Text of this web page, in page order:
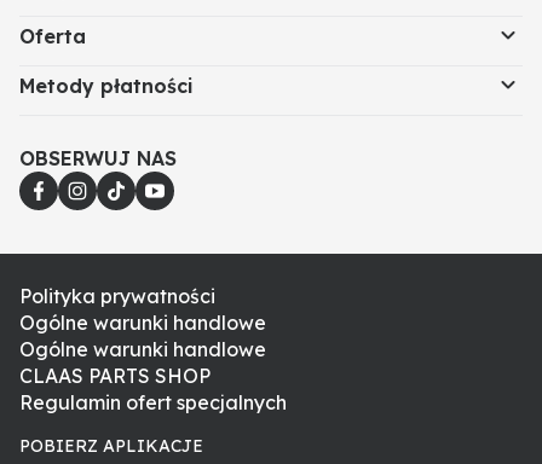
Oferta
Metody płatności
OBSERWUJ NAS
Polityka prywatności
Ogólne warunki handlowe
Ogólne warunki handlowe
CLAAS PARTS SHOP
Regulamin ofert specjalnych
POBIERZ APLIKACJE